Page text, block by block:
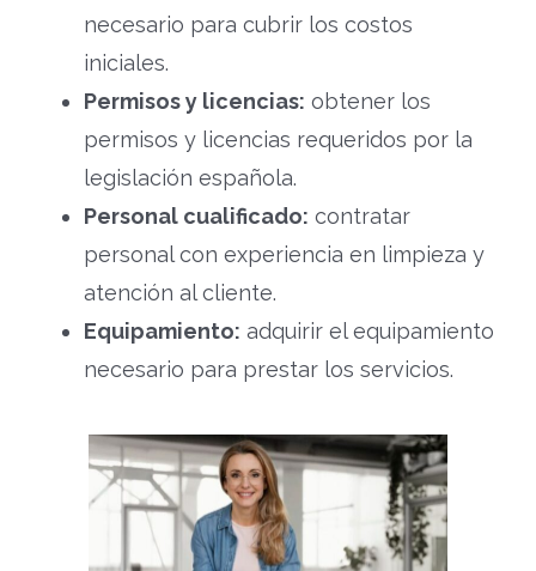
necesario para cubrir los costos
iniciales.
Permisos y licencias: obtener los
permisos y licencias requeridos por la
legislación española.
Personal cualificado: contratar
personal con experiencia en limpieza y
atención al cliente.
Equipamiento: adquirir el equipamiento
necesario para prestar los servicios.